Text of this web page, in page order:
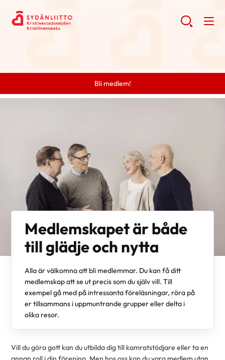
Bli medlem!
Medlemskapet är både
till glädje och nytta
Alla är välkomna att bli medlemmar. Du kan få ditt
medlemskap att se ut precis som du själv vill. Till
exempel gå med på intressanta föreläsningar, röra på
er tillsammans i uppmuntrande grupper eller delta i
olika resor.
Vill du göra gott kan du utbilda dig till kamratstödjare eller ta en